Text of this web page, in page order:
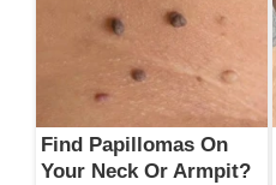
Find Papillomas On
Your Neck Or Armpit?